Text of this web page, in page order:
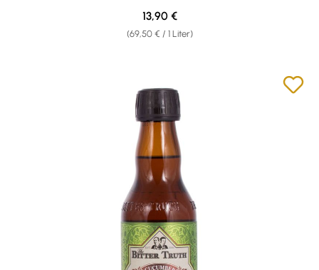
(69,50 € / 1 Liter)
Regulärer Preis:
13,90 €